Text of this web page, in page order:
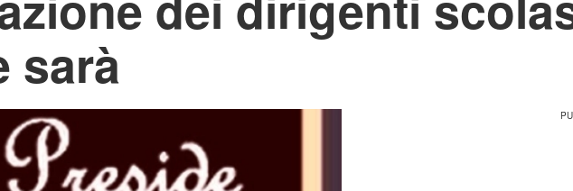
sarà